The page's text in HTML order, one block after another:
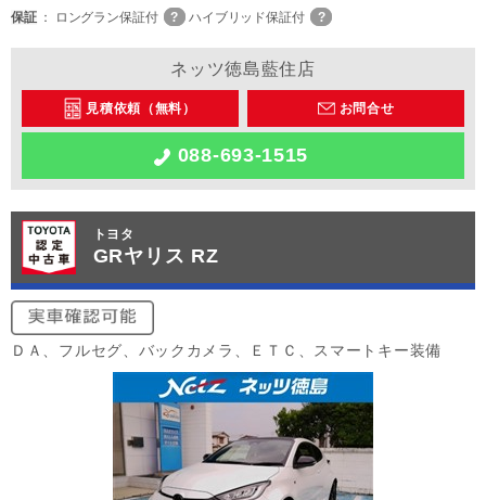
保証
ロングラン保証付 ハイブリッド保証付
ネッツ徳島藍住店
見積依頼（無料） お問合せ
088-693-1515
トヨタ
GRヤリス RZ
ＤＡ、フルセグ、バックカメラ、ＥＴＣ、スマートキー装備